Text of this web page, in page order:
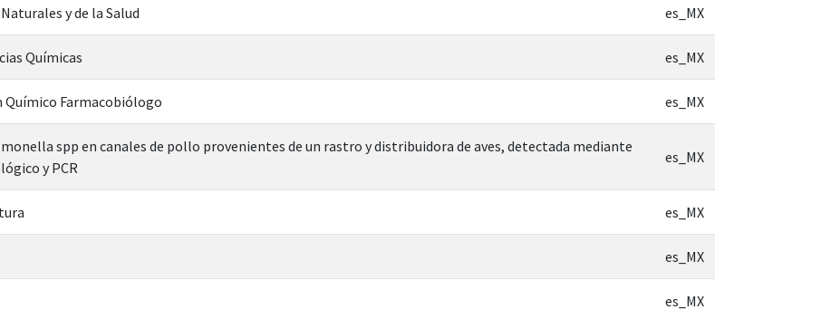
y de la Salud es_MX
Químicas es_MX
Químico Farmacobiólogo es_MX
spp en canales de pollo provenientes de un rastro y distribuidora de aves, detectada mediante
y PCR
es_MX
es_MX
es_MX
es_MX